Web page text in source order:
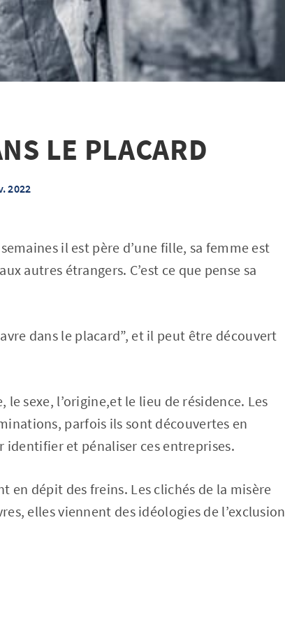
LE PLACARD
2022
il est père d’une fille, sa femme est
autres étrangers. C’est ce que pense sa
dans le placard”, et il peut être découvert
sexe, l’origine,et le lieu de résidence. Les
parfois ils sont découvertes en
identifier et pénaliser ces entreprises.
en dépit des freins. Les clichés de la misère
elles viennent des idéologies de l’exclusion